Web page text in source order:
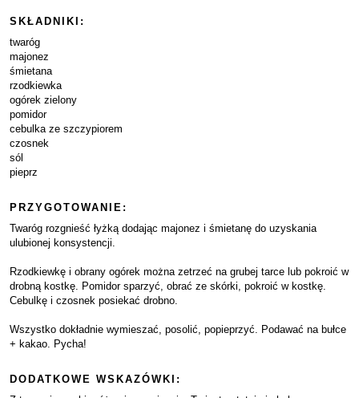
SKŁADNIKI:
twaróg
majonez
śmietana
rzodkiewka
ogórek zielony
pomidor
cebulka ze szczypiorem
czosnek
sól
pieprz
PRZYGOTOWANIE:
Twaróg rozgnieść łyżką dodając majonez i śmietanę do uzyskania
ulubionej konsystencji.
Rzodkiewkę i obrany ogórek można zetrzeć na grubej tarce lub pokroić w
drobną kostkę. Pomidor sparzyć, obrać ze skórki, pokroić w kostkę.
Cebulkę i czosnek posiekać drobno.
Wszystko dokładnie wymieszać, posolić, popieprzyć. Podawać na bułce
+ kakao. Pycha!
DODATKOWE WSKAZÓWKI: